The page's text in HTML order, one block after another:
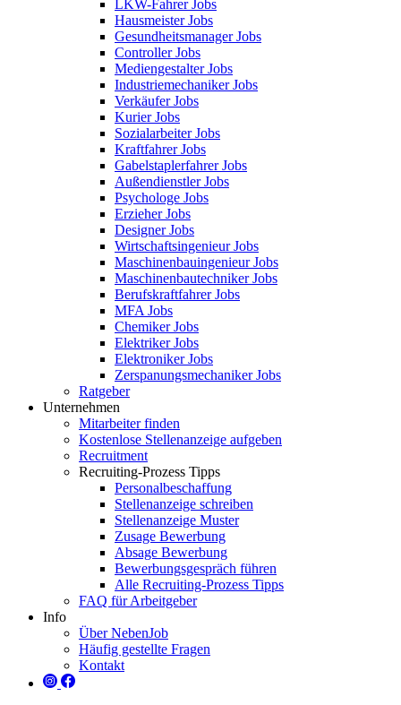
LKW-Fahrer Jobs
Hausmeister Jobs
Gesundheitsmanager Jobs
Controller Jobs
Mediengestalter Jobs
Industriemechaniker Jobs
Verkäufer Jobs
Kurier Jobs
Sozialarbeiter Jobs
Kraftfahrer Jobs
Gabelstaplerfahrer Jobs
Außendienstler Jobs
Psychologe Jobs
Erzieher Jobs
Designer Jobs
Wirtschaftsingenieur Jobs
Maschinenbauingenieur Jobs
Maschinenbautechniker Jobs
Berufskraftfahrer Jobs
MFA Jobs
Chemiker Jobs
Elektriker Jobs
Elektroniker Jobs
Zerspanungsmechaniker Jobs
Ratgeber
Unternehmen
Mitarbeiter finden
Kostenlose Stellenanzeige aufgeben
Recruitment
Recruiting-Prozess Tipps
Personalbeschaffung
Stellenanzeige schreiben
Stellenanzeige Muster
Zusage Bewerbung
Absage Bewerbung
Bewerbungsgespräch führen
Alle Recruiting-Prozess Tipps
FAQ für Arbeitgeber
Info
Über NebenJob
Häufig gestellte Fragen
Kontakt